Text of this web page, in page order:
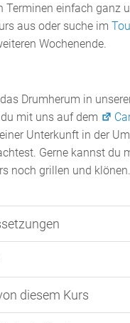
Terminen einfach ganz
aus oder suche im
Wochenende.
Drumherum in
mit uns auf dem
Unterkunft in der
Gerne kannst du
noch grillen und klönen.
diesem Kurs